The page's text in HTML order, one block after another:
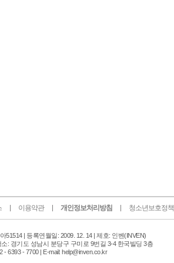
이용약관 개인정보처리방침 청소년보호정책
51514 | 등록연월일: 2009. 12. 14 | 제호: 인벤 (INVEN)
소: 경기도 성남시 분당구 구미로 9번길 3-4 한국빌딩 3층
- 6393 - 7700 | E-mail: help@inven.co.kr